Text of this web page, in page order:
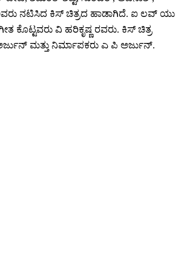
ನಟಿಸಿದ ಕಿಸ್ ಚಿತ್ರದ ಹಾಡಾಗಿದೆ. ಐ ಲವ್ ಯು
ವಿ ಹರಿಕೃಷ್ಣ ರವರು. ಕಿಸ್ ಚಿತ್ರ
ಮತ್ತು ನಿರ್ಮಾಪಕರು ಎ ಪಿ ಅರ್ಜುನ್.